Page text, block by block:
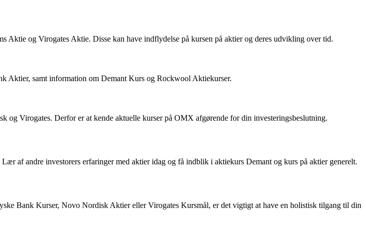
Aktie og Virogates Aktie. Disse kan have indflydelse på kursen på aktier og deres udvikling over tid.
Aktier, samt information om Demant Kurs og Rockwool Aktiekurser.
Virogates. Derfor er at kende aktuelle kurser på OMX afgørende for din investeringsbeslutning.
af andre investorers erfaringer med aktier idag og få indblik i aktiekurs Demant og kurs på aktier generelt.
Bank Kurser, Novo Nordisk Aktier eller Virogates Kursmål, er det vigtigt at have en holistisk tilgang til din